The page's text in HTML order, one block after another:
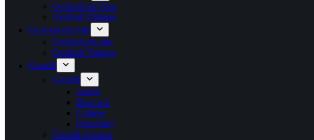
Occhiali da Vista
Occhiali Vintage
Occhiali da Sole
Occhiali da sole
Occhiali Vintage
Gioielli
Gioielli
Anelli
Bracciali
Collane
Orecchini
Gioielli d’epoca